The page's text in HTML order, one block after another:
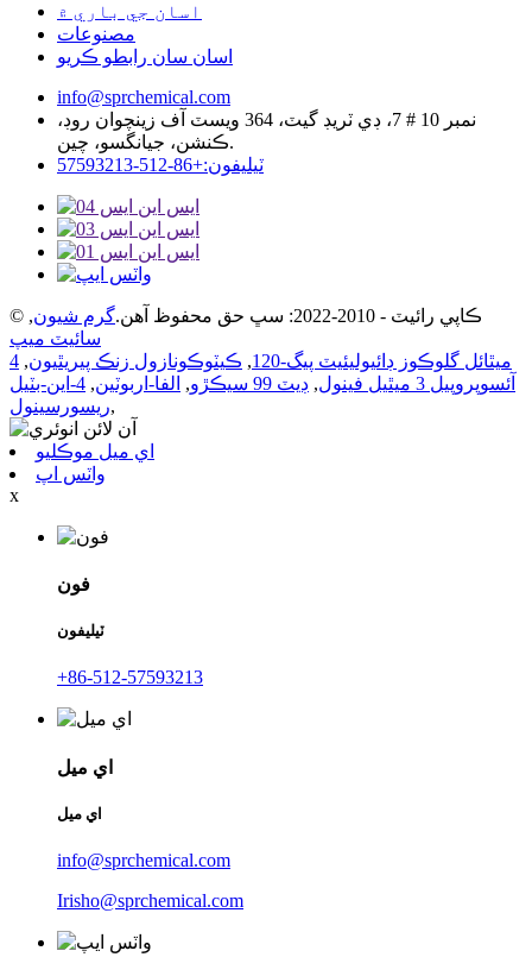
اسان جي باري ۾
مصنوعات
اسان سان رابطو ڪريو
info@sprchemical.com
نمبر 10 # 7، ڊي ٽريڊ گيٽ، 364 ويسٽ آف زينچوان روڊ،
ڪنشن، جيانگسو، چين.
ٽيليفون:+86-512-57593213
© ڪاپي رائيٽ - 2010-2022: سڀ حق محفوظ آهن. گرم شيون,
سائيٽ ميپ
ميٿائل گلوڪوز ڊائيوليئيٽ پيگ-120
, ڪيٽوڪونازول زنڪ پيريٿيون,
4
آئسوپروپيل 3 ميٿيل فينول
, ڊيٽ 99 سيڪڙو , الفا-اربوٽين,
4-اين-بٽيل
ريسورسينول,
اي ميل موڪليو
واٽس اپ
x
فون
ٽيليفون
+86-512-57593213
اي ميل
اي ميل
info@sprchemical.com
Irisho@sprchemical.com